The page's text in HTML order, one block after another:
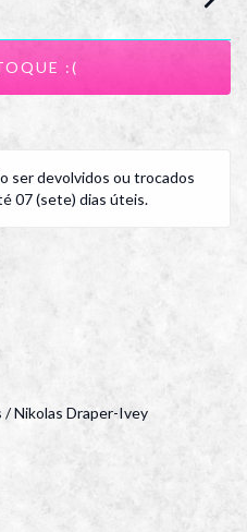
ser devolvidos ou trocados
07 (sete) dias úteis.
Nikolas Draper-Ivey